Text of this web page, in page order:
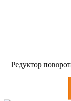
Редуктор